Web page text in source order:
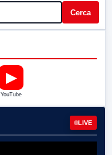
Cerca
▶
YouTube
LIVE